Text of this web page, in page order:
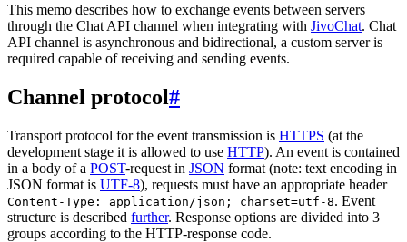
This memo describes how to exchange events between servers
through the Chat API channel when integrating with JivoChat. Chat
API channel is asynchronous and bidirectional, a custom server is
required capable of receiving and sending events.
Channel protocol#
Transport protocol for the event transmission is HTTPS (at the
development stage it is allowed to use HTTP). An event is contained
in a body of a POST-request in JSON format (note: text encoding in
JSON format is UTF-8), requests must have an appropriate header
Content-Type: application/json; charset=utf-8. Event
structure is described further. Response options are divided into 3
groups according to the HTTP-response code.